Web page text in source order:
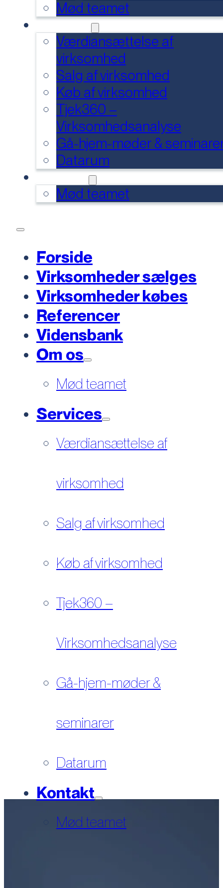
Mød teamet
Værdiansættelse af
virksomhed
Salg af virksomhed
Køb af virksomhed
Tjek360 –
Virksomhedsanalyse
Gå-hjem-møder &
Datarum
Mød teamet
Forside
Virksomheder sælges
Virksomheder købes
Referencer
Vidensbank
Om os
Mød teamet
Services
Værdiansættelse af
virksomhed
Salg af virksomhed
Køb af virksomhed
Tjek360 –
Virksomhedsanalyse
Gå-hjem-møder &
seminarer
Datarum
Kontakt
Mød teamet